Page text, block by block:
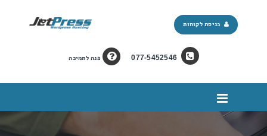
077-5452546 פנה לתמיכה
כניסת לקוחות